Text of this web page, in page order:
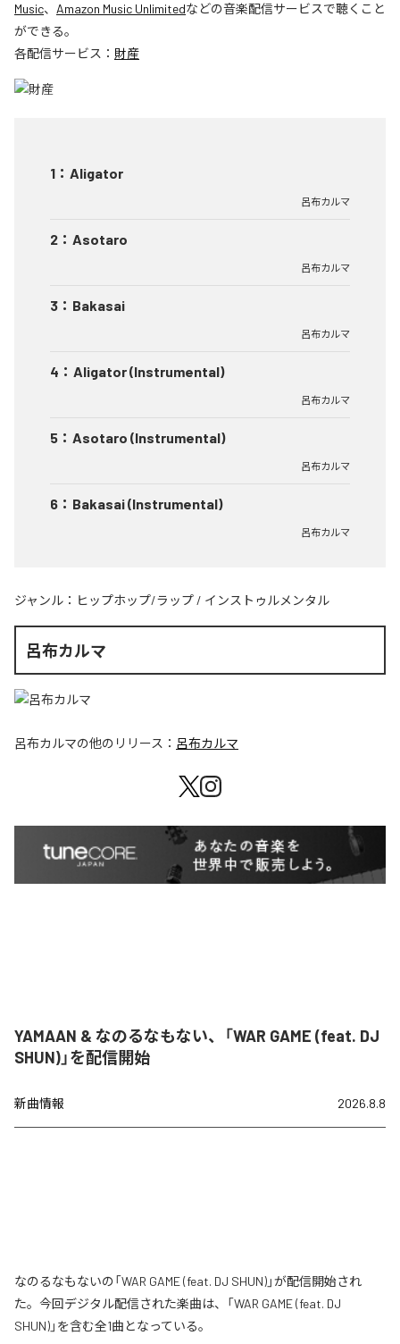
Music、 Amazon Music Unlimitedなどの音楽配信サービスで聴くこと
ができる。
各配信サービス： 財産
1 ： Aligator
呂布カルマ
2 ： Asotaro
呂布カルマ
3 ： Bakasai
呂布カルマ
4 ： Aligator (Instrumental)
呂布カルマ
5 ： Asotaro (Instrumental)
呂布カルマ
6 ： Bakasai (Instrumental)
呂布カルマ
ジャンル： ヒップホップ/ラップ / インストゥルメンタル
呂布カルマ
呂布カルマの他のリリース： 呂布カルマ
YAMAAN & なのるなもない、「WAR GAME (feat. DJ
SHUN)」を配信開始
新曲情報 2026.8.8
なのるなもないの「WAR GAME (feat. DJ SHUN)」が配信開始され
た。今回デジタル配信された楽曲は、「WAR GAME (feat. DJ
SHUN)」を含む全1曲となっている。